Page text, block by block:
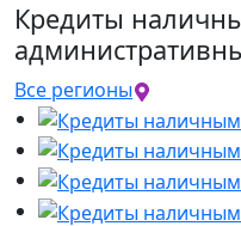
Кредиты
Все регионы